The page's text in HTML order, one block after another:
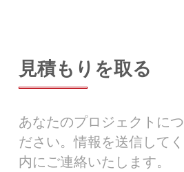
見積もりを取る
あなたのプロジェクトに
ださい。情報を送信して
内にご連絡いたします。